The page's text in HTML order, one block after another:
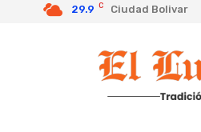
29.9 C Ciudad Bolivar